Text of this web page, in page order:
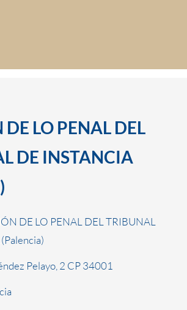
DE LO PENAL DEL
DE INSTANCIA
DE LO PENAL DEL TRIBUNAL
Pelayo, 2 CP 34001